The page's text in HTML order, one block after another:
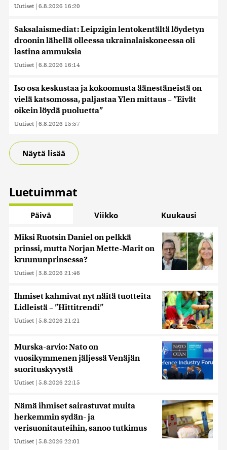
Uutiset | 6.8.2026 16:20
Saksalaismediat: Leipzigin lentokentältä löydetyn
droonin lähellä olleessa ukrainalaiskoneessa oli
lastina ammuksia
Uutiset | 6.8.2026 16:14
Iso osa keskustaa ja kokoomusta äänestäneistä on
vielä katsomossa, paljastaa Ylen mittaus – ”Eivät
oikein löydä puoluetta”
Uutiset | 6.8.2026 15:57
Näytä lisää
Luetuimmat
Päivä Viikko Kuukausi
Miksi Ruotsin Daniel on pelkkä
prinssi, mutta Norjan Mette-Marit on
kruununprinsessa?
Uutiset | 3.8.2026 21:46
Ihmiset kahmivat nyt näitä tuotteita
Lidleistä – ”Hittitrendi”
Uutiset | 5.8.2026 21:21
Murska-arvio: Nato on
vuosikymmenen jäljessä Venäjän
suorituskyvystä
Uutiset | 5.8.2026 22:15
Nämä ihmiset sairastuvat muita
herkemmin sydän- ja
verisuonitauteihin, sanoo tutkimus
Uutiset | 5.8.2026 22:01